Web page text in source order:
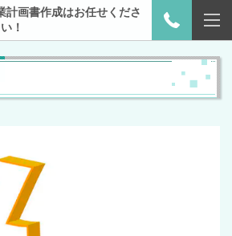
計画書作成はお任せくださ
い！